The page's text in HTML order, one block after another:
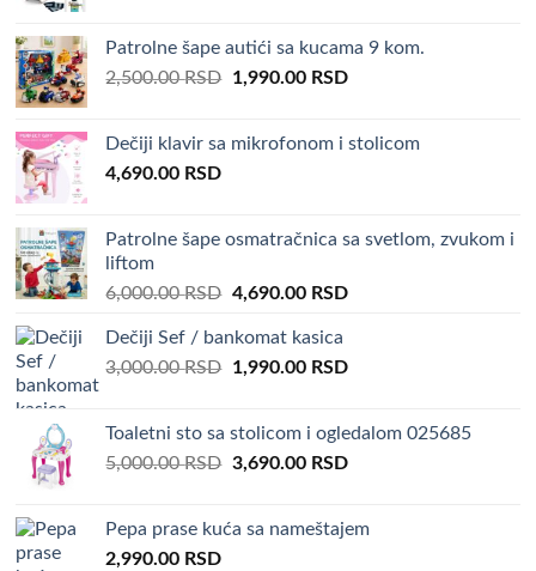
Patrolne šape autići sa kucama 9 kom.
2,500.00RSD Original
2,500.00 RSD.
1,990.00 RSDCurrent
1,990.00 RSD.
Dečiji klavir sa mikrofonom i stolicom
4,690.00 RSD
Patrolne šape osmatračnica sa svetlom, zvukom i
liftom
6,000.00RSD Original
was:
6,000.00 RSD.
4,690.00 RSDCurrent
4,690.00 RSD.
Dečiji Sef / bankomat kasica
3,000.00RSD Original
3,000.00 RSD.
1,990.00 RSDCurrent
1,990.00 RSD.
Toaletni sto sa stolicom i ogledalom 025685
5,000.00RSD Original
5,000.00 RSD.
3,690.00 RSDCurrent
3,690.00 RSD.
Pepa prase kuća sa nameštajem
2,990.00 RSD